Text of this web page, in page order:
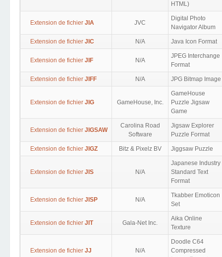
HTML)
Extension de fichier JIA JVC
Digital Photo
Navigator Album
Extension de fichier JIC N/A Java Icon Format
Extension de fichier JIF N/A
JPEG Interchange
Format
Extension de fichier JIFF N/A JPG Bitmap Image
Extension de fichier JIG GameHouse, Inc.
GameHouse
Puzzle Jigsaw
Game
Extension de fichier JIGSAW
Carolina Road
Software
Jigsaw Explorer
Puzzle Format
Extension de fichier JIGZ Bitz & Pixelz BV Jiggsaw Puzzle
Extension de fichier JIS N/A
Japanese Industry
Standard Text
Format
Extension de fichier JISP N/A
Tkabber Emoticon
Set
Extension de fichier JIT Gala-Net Inc.
Aika Online
Texture
Extension de fichier JJ N/A
Doodle C64
Compressed